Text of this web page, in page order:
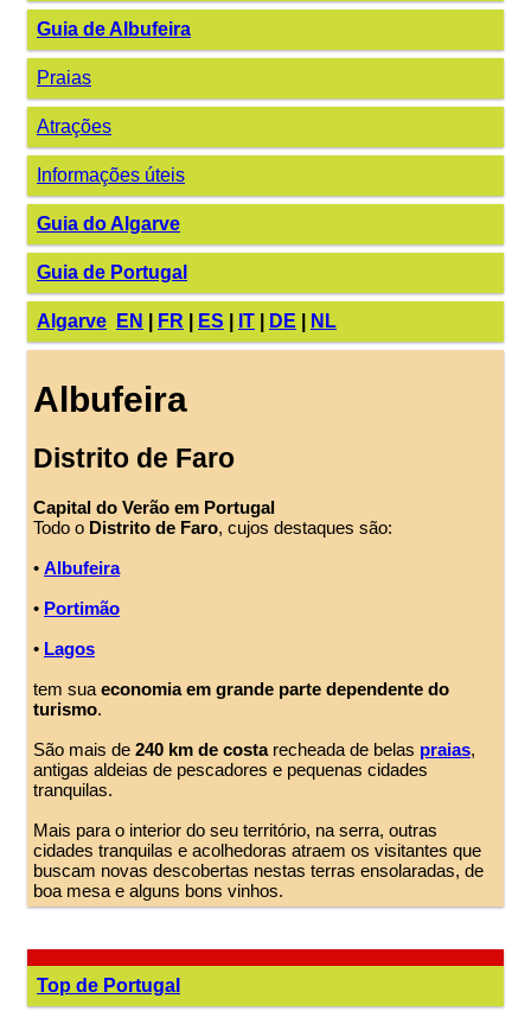
Guia de Albufeira
Praias
Atrações
Informações úteis
Guia do Algarve
Guia de Portugal
Algarve EN FR ES IT DE NL
Albufeira
Distrito de Faro
Capital do Verão em Portugal
Todo o Distrito de Faro, cujos destaques são:
• Albufeira
• Portimão
• Lagos
tem sua economia em grande parte dependente do
turismo.
São mais de 240 km de costarecheada de belas praias,
antigas aldeias de pescadores e pequenas cidades
tranquilas.
Mais para o interior do seu território, na serra, outras
cidades tranquilas e acolhedoras atraem os visitantes que
buscam novas descobertas nestas terras ensolaradas, de
boa mesa e alguns bons vinhos.
Top de Portugal